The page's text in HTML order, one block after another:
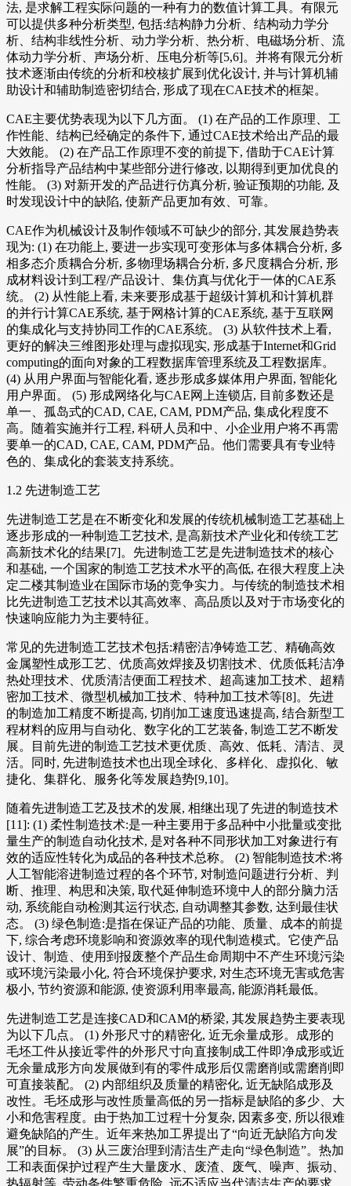
法, 是求解工程实际问题的一种有力的数值计算工具。有限元
可以提供多种分析类型, 包括:结构静力分析、结构动力学分
析、结构非线性分析、动力学分析、热分析、电磁场分析、流
体动力学分析、声场分析、压电分析等[5,6]。并将有限元分析
技术逐渐由传统的分析和校核扩展到优化设计, 并与计算机辅
助设计和辅助制造密切结合, 形成了现在CAE技术的框架。
CAE主要优势表现为以下几方面。 (1) 在产品的工作原理、工
作性能、结构已经确定的条件下, 通过CAE技术给出产品的最
大效能。 (2) 在产品工作原理不变的前提下, 借助于CAE计算
分析指导产品结构中某些部分进行修改, 以期得到更加优良的
性能。 (3) 对新开发的产品进行仿真分析, 验证预期的功能, 及
时发现设计中的缺陷, 使新产品更加有效、可靠。
CAE作为机械设计及制作领域不可缺少的部分, 其发展趋势表
现为: (1) 在功能上, 要进一步实现可变形体与多体耦合分析, 多
相多态介质耦合分析, 多物理场耦合分析, 多尺度耦合分析, 形
成材料设计到工程/产品设计、集仿真与优化于一体的CAE系
统。 (2) 从性能上看, 未来要形成基于超级计算机和计算机群
的并行计算CAE系统, 基于网格计算的CAE系统, 基于互联网
的集成化与支持协同工作的CAE系统。 (3) 从软件技术上看,
更好的解决三维图形处理与虚拟现实, 形成基于Internet和Grid
computing的面向对象的工程数据库管理系统及工程数据库。
(4) 从用户界面与智能化看, 逐步形成多媒体用户界面, 智能化
用户界面。 (5) 形成网络化与CAE网上连锁店, 目前多数还是
单一、孤岛式的CAD, CAE, CAM, PDM产品, 集成化程度不
高。随着实施并行工程, 科研人员和中、小企业用户将不再需
要单一的CAD, CAE, CAM, PDM产品。他们需要具有专业特
色的、集成化的套装支持系统。
1.2 先进制造工艺
先进制造工艺是在不断变化和发展的传统机械制造工艺基础上
逐步形成的一种制造工艺技术, 是高新技术产业化和传统工艺
高新技术化的结果[7]。先进制造工艺是先进制造技术的核心
和基础, 一个国家的制造工艺技术水平的高低, 在很大程度上决
定二楼其制造业在国际市场的竞争实力。与传统的制造技术相
比先进制造工艺技术以其高效率、高品质以及对于市场变化的
快速响应能力为主要特征。
常见的先进制造工艺技术包括:精密洁净铸造工艺、精确高效
金属塑性成形工艺、优质高效焊接及切割技术、优质低耗洁净
热处理技术、优质清洁便面工程技术、超高速加工技术、超精
密加工技术、微型机械加工技术、特种加工技术等[8]。先进
的制造加工精度不断提高, 切削加工速度迅速提高, 结合新型工
程材料的应用与自动化、数字化的工艺装备, 制造工艺不断发
展。目前先进的制造工艺技术更优质、高效、低耗、清洁、灵
活。同时, 先进制造技术也出现全球化、多样化、虚拟化、敏
捷化、集群化、服务化等发展趋势[9,10]。
随着先进制造工艺及技术的发展, 相继出现了先进的制造技术
[11]: (1) 柔性制造技术:是一种主要用于多品种中小批量或变批
量生产的制造自动化技术, 是对各种不同形状加工对象进行有
效的适应性转化为成品的各种技术总称。 (2) 智能制造技术:将
人工智能溶进制造过程的各个环节, 对制造问题进行分析、判
断、推理、构思和决策, 取代延伸制造环境中人的部分脑力活
动, 系统能自动检测其运行状态, 自动调整其参数, 达到最佳状
态。 (3) 绿色制造:是指在保证产品的功能、质量、成本的前提
下, 综合考虑环境影响和资源效率的现代制造模式。它使产品
设计、制造、使用到报废整个产品生命周期中不产生环境污染
或环境污染最小化, 符合环境保护要求, 对生态环境无害或危害
极小, 节约资源和能源, 使资源利用率最高, 能源消耗最低。
先进制造工艺是连接CAD和CAM的桥梁, 其发展趋势主要表现
为以下几点。 (1) 外形尺寸的精密化, 近无余量成形。成形的
毛坯工件从接近零件的外形尺寸向直接制成工件即净成形或近
无余量成形方向发展做到有的零件成形后仅需磨削或需磨削即
可直接装配。 (2) 内部组织及质量的精密化, 近无缺陷成形及
改性。毛坯成形与改性质量高低的另一指标是缺陷的多少、大
小和危害程度。由于热加工过程十分复杂, 因素多变, 所以很难
避免缺陷的产生。近年来热加工界提出了“向近无缺陷方向发
展”的目标。 (3) 从三废治理到清洁生产走向“绿色制造”。热加
工和表面保护过程产生大量废水、废渣、废气、噪声、振动、